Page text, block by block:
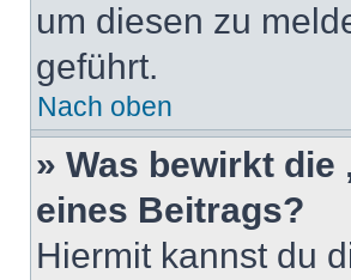
um diesen zu
geführt.
Nach oben
» Was bewirkt
eines Beitrags?
Hiermit kannst du